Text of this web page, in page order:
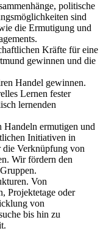
politische
sind
die Ermutigung und
Kräfte für eine
gewinnen und die
Handel gewinnen.
Lernen fester
lernenden
ermutigen und
Initiativen in
die Verknüpfung von
Wir fördern den
Von
Projektetage oder
von
bis hin zu